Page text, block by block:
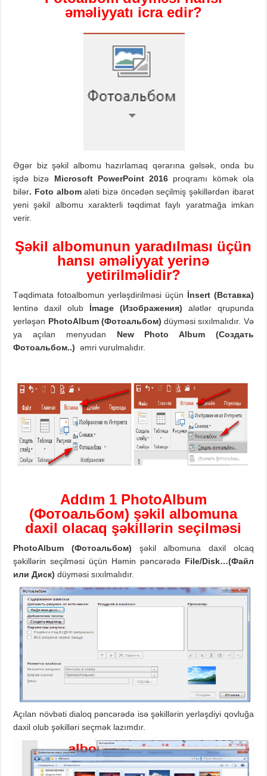
əməliyyatı icra edir?
Əgər biz şəkil albomu hazırlamaq qərarına gəlsək, onda bu
işdə bizə Microsoft PowerPoint2016 proqramı kömək ola
bilər. Foto albomaləti bizə öncədən seçilmiş şəkillərdən ibarət
yeni şəkil albomu xarakterli təqdimat faylı yaratmağa imkan
verir.
Şəkil albomunun yaradılması üçün
hansı əməliyyat yerinə
yetirilməlidir?
Təqdimata fotoalbomun yerləşdirilməsi üçün İnsert (Вставка)
lentinə daxil olub İmage (Изображения) alətlər qrupunda
yerləşən PhotoAlbum(Фотоальбом) düyməsi sıxılmalıdır. Və
ya açılan menyudan New Photo Album (Создать
Фотоальбом..) əmri vurulmalıdır.
Addım 1 PhotoAlbum
(Фотоальбом) şəkil albomuna
daxil olacaq şəkillərin seçilməsi
PhotoAlbum (Фотоальбом) şəkil albomuna daxil olcaq
şəkillərin seçilməsi üçün Həmin pəncərədə File/Disk…(Файл
или Диск) düyməsi sıxılmalıdır.
Açılan növbəti dialoq pəncərədə isə şəkillərin yerləşdiyi qovluğa
daxil olub şəkilləri seçmək lazımdır.